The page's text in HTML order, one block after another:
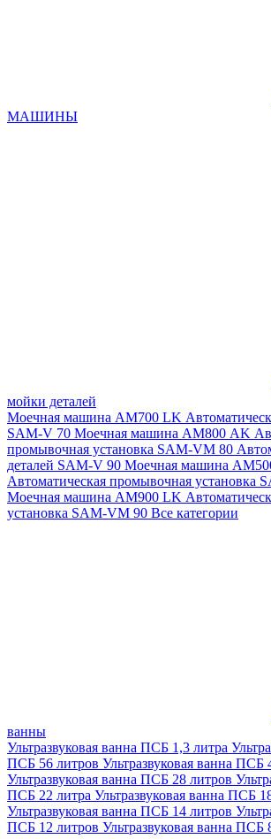
МАШИНЫ
мойки деталей
Моечная машина AM700 LK
SAM-V 70 Моечная машина АМ800 AK
промывочная установка SAM-VM 80
деталей SAM-V 90 Моечная машина
Автоматическая промывочная установка
Моечная машина AM900 LK
установка SAM-VM 90 Все категории
ванны
Ультразвуковая ванна ПСБ 1,3 литра
ПСБ 56 литров Ультразвуковая ванна ПСБ
Ультразвуковая ванна ПСБ 28 литров
ПСБ 22 литра Ультразвуковая ванна ПСБ
Ультразвуковая ванна ПСБ 14 литров
ПСБ 12 литров Ультразвуковая ванна ПСБ